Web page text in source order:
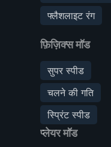
फ्लैशलाइट रंग
फ़िज़िक्स मॉड
सुपर स्पीड
चलने की गति
स्प्रिंट स्पीड
प्लेयर मॉड